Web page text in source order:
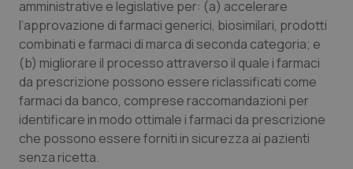
amministrative e legislative per: (a) accelerare
l’approvazione di farmaci generici, biosimilari, prodotti
combinati e farmaci di marca di seconda categoria; e
(b) migliorare il processo attraverso il quale i farmaci
da prescrizione possono essere riclassificati come
farmaci da banco, comprese raccomandazioni per
identificare in modo ottimale i farmaci da prescrizione
che possono essere forniti in sicurezza ai pazienti
senza ricetta.
tracking-sites-ironfish-
tracking-enable
www.quotidianosanita.it